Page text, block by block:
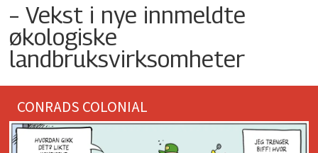
– Vekst i nye innmeldte
økologiske
landbruksvirksomheter
CONRADS COLONIAL